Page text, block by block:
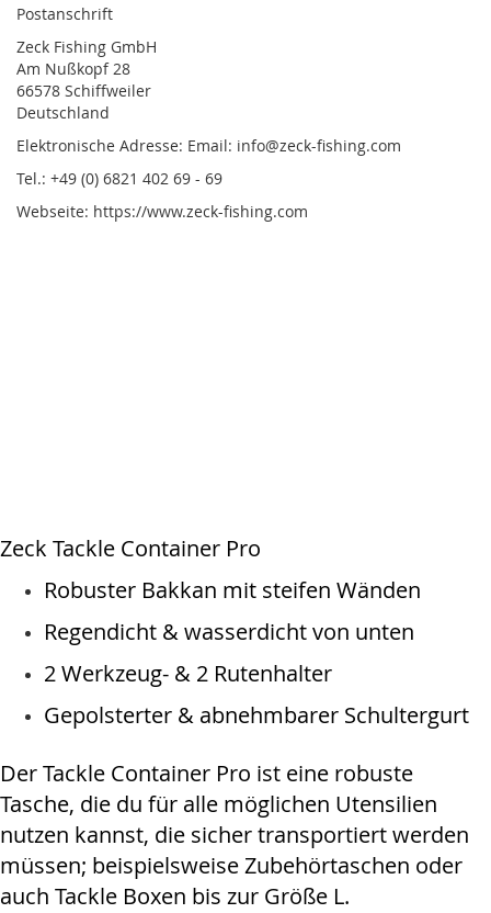
Postanschrift
Zeck Fishing GmbH
Am Nußkopf 28
66578 Schiffweiler
Deutschland
Elektronische Adresse: Email: info@zeck-fishing.com
Tel.: +49 (0) 6821 402 69 - 69
Webseite: https://www.zeck-fishing.com
Zeck Tackle Container Pro
Robuster Bakkan mit steifen Wänden
Regendicht & wasserdicht von unten
2 Werkzeug- & 2 Rutenhalter
Gepolsterter & abnehmbarer Schultergurt
Der Tackle Container Pro ist eine robuste
Tasche, die du für alle möglichen Utensilien
nutzen kannst, die sicher transportiert werden
müssen; beispielsweise Zubehörtaschen oder
auch Tackle Boxen bis zur Größe L.